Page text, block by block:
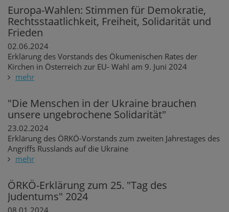
Europa-Wahlen: Stimmen für Demokratie,
Rechtsstaatlichkeit, Freiheit, Solidarität und
Frieden
02.06.2024
Erklärung des Vorstands des Ökumenischen Rates der
Kirchen in Österreich zur EU- Wahl am 9. Juni 2024
mehr
"Die Menschen in der Ukraine brauchen
unsere ungebrochene Solidarität"
23.02.2024
Erklärung des ÖRKÖ-Vorstands zum zweiten Jahrestages des
Angriffs Russlands auf die Ukraine
mehr
ÖRKÖ-Erklärung zum 25. "Tag des
Judentums" 2024
08.01.2024